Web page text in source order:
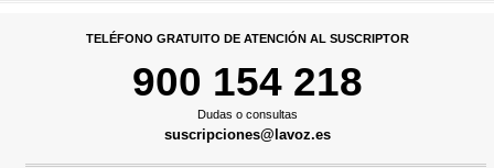
TELÉFONO GRATUITO DE ATENCIÓN AL SUSCRIPTOR
900 154 218
Dudas o consultas
suscripciones@lavoz.es